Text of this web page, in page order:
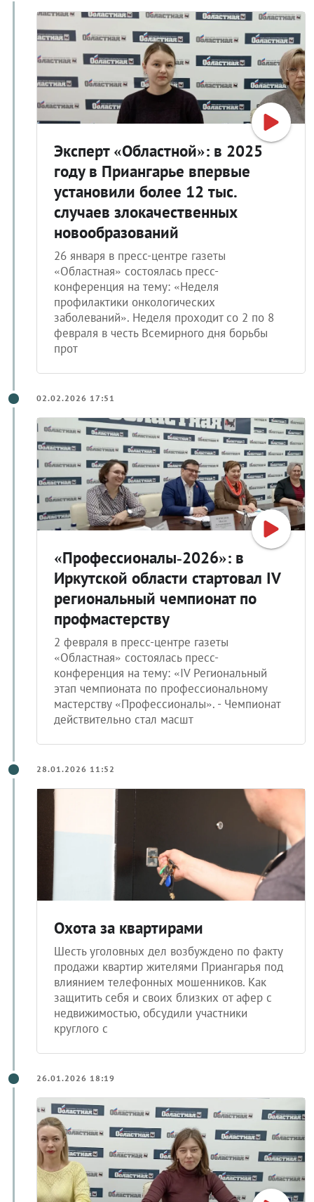
Эксперт «Областной»: в 2025
году в Приангарье впервые
установили более 12 тыс.
случаев злокачественных
новообразований
26 января в пресс-центре газеты
«Областная» состоялась пресс-
конференция на тему: «Неделя
профилактики онкологических
заболеваний». Неделя проходит со 2 по 8
февраля в честь Всемирного дня борьбы
прот
02.02.2026 17:51
«Профессионалы‑2026»: в
Иркутской области стартовал IV
региональный чемпионат по
профмастерству
2 февраля в пресс-центре газеты
«Областная» состоялась пресс-
конференция на тему: «IV Региональный
этап чемпионата по профессиональному
мастерству «Профессионалы». - Чемпионат
действительно стал масшт
28.01.2026 11:52
Охота за квартирами
Шесть уголовных дел возбуждено по факту
продажи квартир жителями Приангарья под
влиянием телефонных мошенников. Как
защитить себя и своих близких от афер с
недвижимостью, обсудили участники
круглого с
26.01.2026 18:19